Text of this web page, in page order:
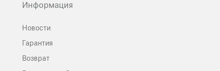
Информация
Новости
Гарантия
Возврат